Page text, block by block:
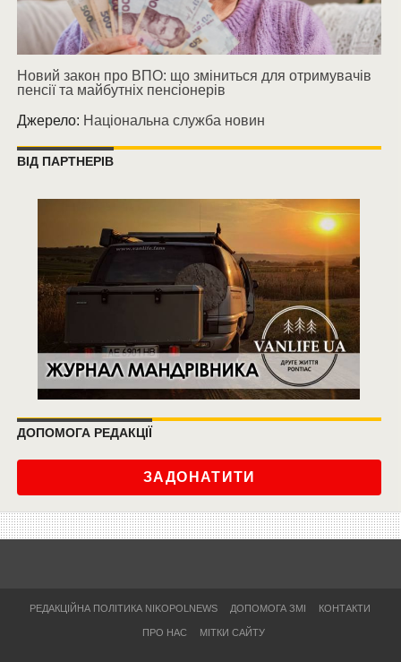
Новий закон про ВПО: що зміниться для отримувачів
пенсії та майбутніх пенсіонерів
Джерело: Національна служба новин
ВІД ПАРТНЕРІВ
ДОПОМОГА РЕДАКЦІЇ
ЗАДОНАТИТИ
РЕДАКЦІЙНА ПОЛІТИКА NIKOPOLNEWS ДОПОМОГА ЗМІ КОНТАКТИ
ПРО НАС МІТКИ САЙТУ